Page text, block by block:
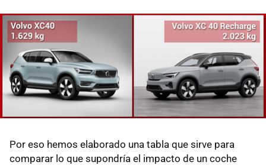
Por eso hemos elaborado una tabla que sirve para
comparar lo que supondría el impacto de un coche